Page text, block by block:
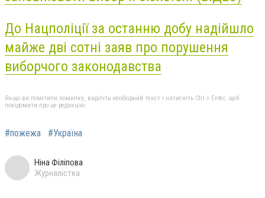
До Нацполіції за останню добу надійшло
майже дві сотні заяв про порушення
виборчого законодавства
Якщо ви помітили помилку, виділіть необхідний текст і натисніть Ctrl + Enter, щоб
повідомити про це редакцію
#пожежа #Україна
Ніна Філіпова
Журналістка